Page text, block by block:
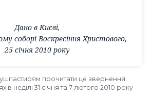
Дано в Києві,
соборі Воскресіння Христового,
25 січня 2010 року
прочитати це звернення
в неділі 31 січня та 7 лютого 2010 року